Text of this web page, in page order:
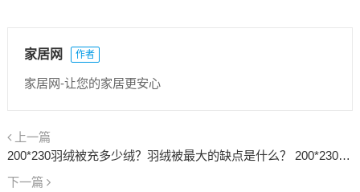
家居网 作者
家居网-让您的家居更安心
上一篇
200*230羽绒被充多少绒？羽绒被最大的缺点是什么？ 200*230羽绒被充多少斤厚
下一篇